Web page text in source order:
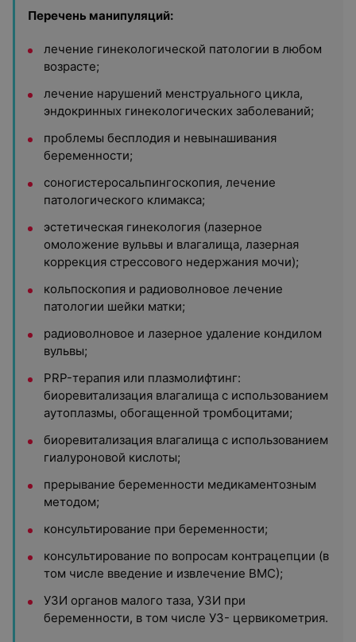
Перечень манипуляций:
лечение гинекологической патологии в любом
возрасте;
лечение нарушений менструального цикла,
эндокринных гинекологических заболеваний;
проблемы бесплодия и невынашивания
беременности;
соногистеросальпингоскопия, лечение
патологического климакса;
эстетическая гинекология (лазерное
омоложение вульвы и влагалища, лазерная
коррекция стрессового недержания мочи);
кольпоскопия и радиоволновое лечение
патологии шейки матки;
радиоволновое и лазерное удаление кондилом
вульвы;
РRP-терапия или плазмолифтинг:
биоревитализация влагалища с использованием
аутоплазмы, обогащенной тромбоцитами;
биоревитализация влагалища с использованием
гиалуроновой кислоты;
прерывание беременности медикаментозным
методом;
консультирование при беременности;
консультирование по вопросам контрацепции (в
том числе введение и извлечение ВМС);
УЗИ органов малого таза, УЗИ при
беременности, в том числе УЗ- цервикометрия.